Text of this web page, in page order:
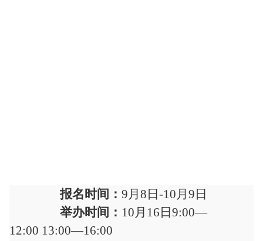
报名时间： 9月8日-10月9日
举办时间： 10月 16 日 9:00—
12:00 13:00—16:00